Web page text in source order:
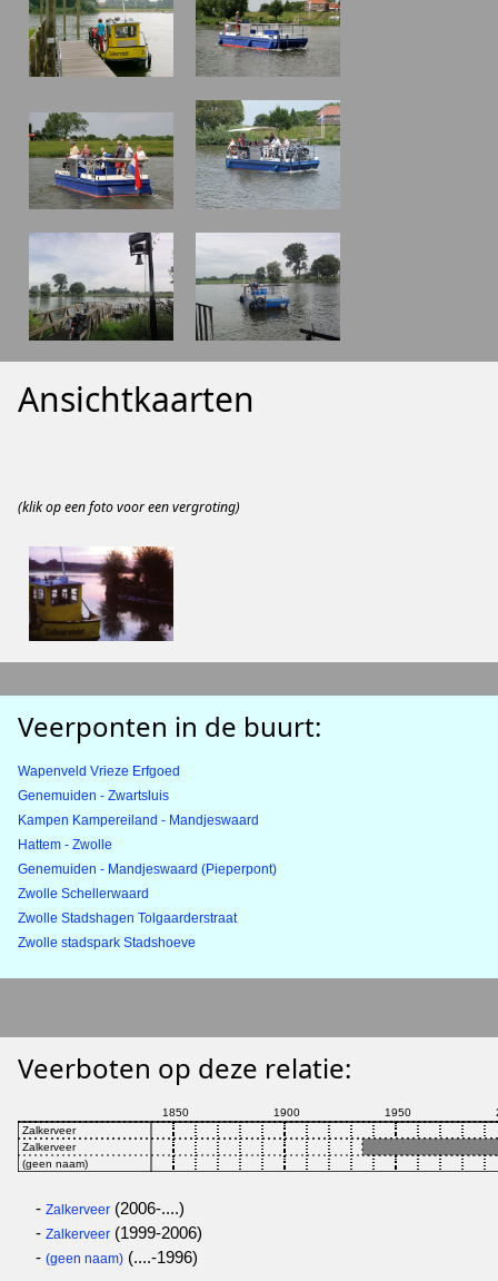
Ansichtkaarten
(klik op een foto voor een vergroting)
Veerponten in de buurt:
Wapenveld Vrieze Erfgoed
Genemuiden - Zwartsluis
Kampen Kampereiland - Mandjeswaard
Hattem - Zwolle
Genemuiden - Mandjeswaard (Pieperpont)
Zwolle Schellerwaard
Zwolle Stadshagen Tolgaarderstraat
Zwolle stadspark Stadshoeve
Veerboten op deze relatie:
- Zalkerveer (2006-....)
- Zalkerveer (1999-2006)
- (geen naam) (....-1996)